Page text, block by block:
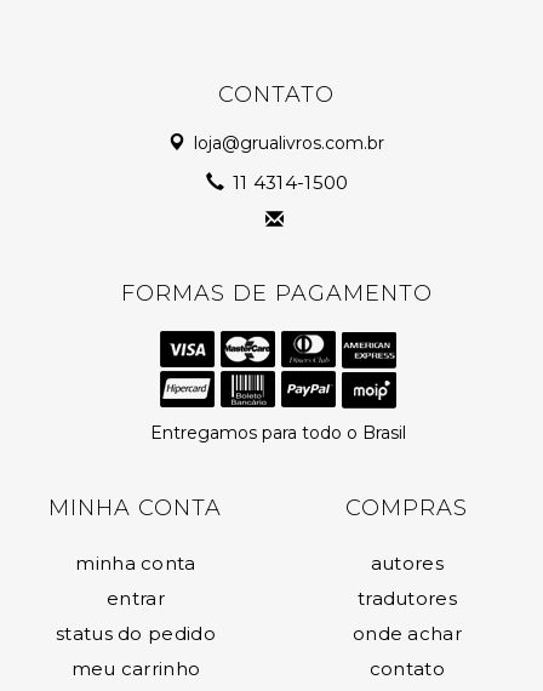
CONTATO
loja@grualivros.com.br
11 4314-1500
FORMAS DE PAGAMENTO
Entregamos para todo o Brasil
MINHA CONTA
minha conta
entrar
status do pedido
meu carrinho
COMPRAS
autores
tradutores
onde achar
contato